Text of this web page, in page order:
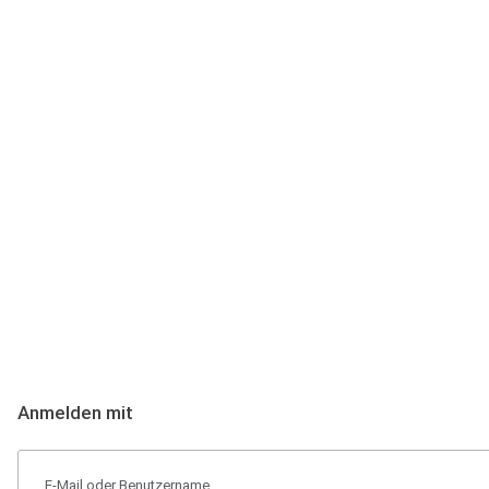
Anmelden mit